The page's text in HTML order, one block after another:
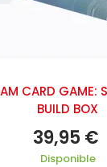
CARD GAME:
BUILD BOX
39,95 €
Disponible